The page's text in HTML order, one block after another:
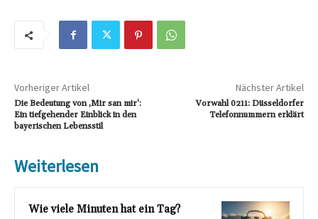
Vorheriger Artikel
Die Bedeutung von ‚Mir san mir‘:
Ein tiefgehender Einblick in den
bayerischen Lebensstil
Nächster Artikel
Vorwahl 0211: Düsseldorfer
Telefonnummern erklärt
Weiterlesen
Wie viele Minuten hat ein Tag?